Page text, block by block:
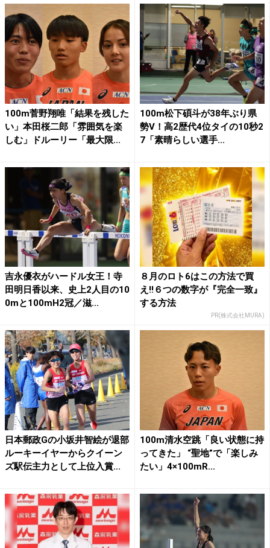
100m菅野翔唯「結果を残した
い」本田桜二郎「雰囲気を楽
しむ」ドルーリー「最大限...
100m松下碩斗が38年ぶり県
勢V！高2歴代4位タイの10秒2
7「素晴らしい選手...
吉永優衣がハードル女王！寺
田明日香以来、史上2人目の10
0mと100mH2冠／滋...
８月のロト6はこの方法で買
え!!６つの数字が『完全一致』
する方法
PR(株式会社MURA)
日本郵政Gの小坂井智絵が退部
ルーキーイヤーからクイーン
ズ駅伝主力として上位入賞...
100m清水空跳「良い状態に持
ってきた」 “聖地”で「楽しみ
たい」4×100mR...